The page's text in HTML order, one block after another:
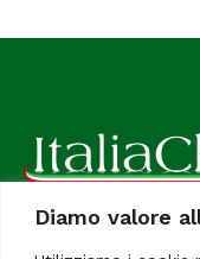
Diamo valore